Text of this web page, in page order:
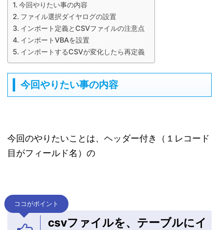
今回やりたい事の内容
ファイル選択ダイヤログの設置
インポート定義とCSVファイルの注意点
インポートVBAを設置
インポートするCSVが変化したら再定義
今回やりたい事の内容
今回のやりたいことは、ヘッダー付き（１レコード
目がフィールド名）の
ココがポイント
csvファイルを、テーブルにイ